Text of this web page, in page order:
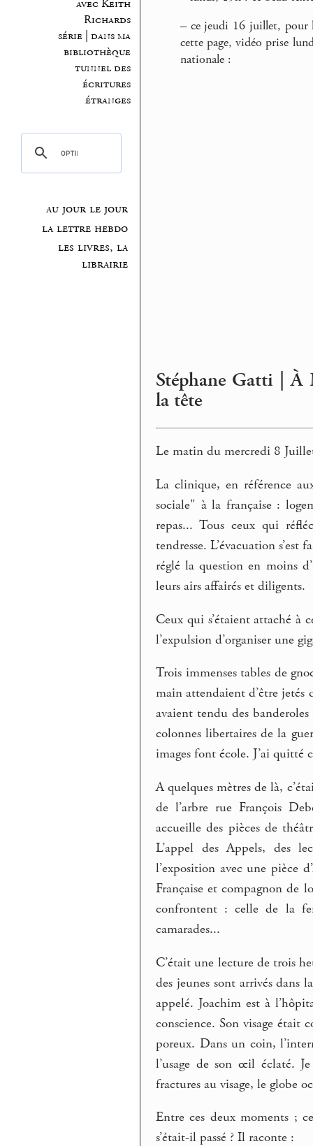
avec Keith
Richards
série | dans ma
bibliothèque
tunnel des
écritures
étranges
au jour le jour
la lettre hebdo
les livres, la
librairie
– ce jeudi 16 juillet, pour
cette page, vidéo prise
nationale :
Stéphane Gatti | À
la tête
Le matin du mercredi 8
La clinique, en référence
sociale" à la française :
repas... Tous ceux qui
tendresse. L’évacuation
réglé la question en moins
leurs airs affairés et diligents.
Ceux qui s’étaient attaché à
l’expulsion d’organiser une
Trois immenses tables de
main attendaient d’être jetés
avaient tendu des
colonnes libertaires de la
images font école. J’ai quitté
A quelques mètres de là,
de l’arbre rue François
accueille des pièces de
L’appel des Appels, des
l’exposition avec une pièce
Française et compagnon de
confrontent : celle de la
camarades...
C’était une lecture de trois
des jeunes sont arrivés dans
appelé. Joachim est à
conscience. Son visage était
poreux. Dans un coin,
l’usage de son œil éclaté.
fractures au visage, le globe
Entre ces deux moments ;
s’était-il passé ? Il raconte :